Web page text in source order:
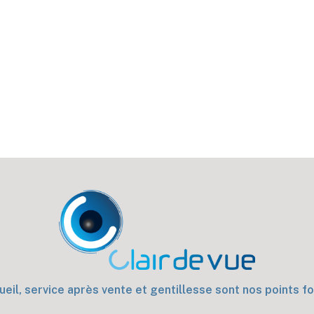
service après vente et gentillesse sont nos points